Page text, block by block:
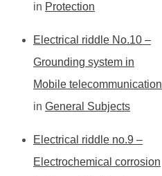
in Protection
Electrical riddle No.10 –
Grounding system in
Mobile telecommunication
in General Subjects
Electrical riddle no.9 –
Electrochemical corrosion